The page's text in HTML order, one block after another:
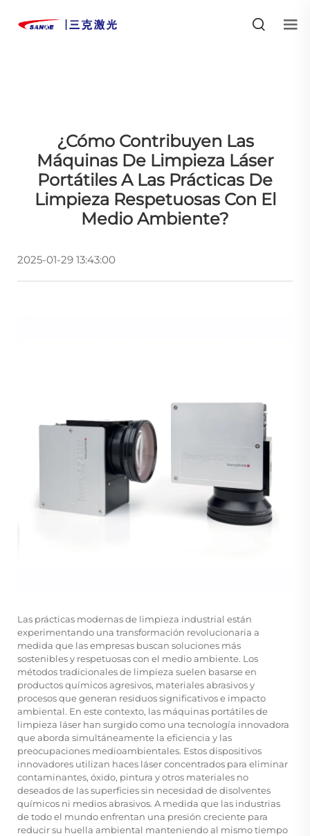
¿Cómo Contribuyen Las
Máquinas De Limpieza Láser
Portátiles A Las Prácticas De
Limpieza Respetuosas Con El
Medio Ambiente?
2025-01-29 13:43:00
Las prácticas modernas de limpieza industrial están
experimentando una transformación revolucionaria a
medida que las empresas buscan soluciones más
sostenibles y respetuosas con el medio ambiente. Los
métodos tradicionales de limpieza suelen basarse en
productos químicos agresivos, materiales abrasivos y
procesos que generan residuos significativos e impacto
ambiental. En este contexto, las máquinas portátiles de
limpieza láser han surgido como una tecnología innovadora
que aborda simultáneamente la eficiencia y las
preocupaciones medioambientales. Estos dispositivos
innovadores utilizan haces láser concentrados para eliminar
contaminantes, óxido, pintura y otros materiales no
deseados de las superficies sin necesidad de disolventes
químicos ni medios abrasivos. A medida que las industrias
de todo el mundo enfrentan una presión creciente para
reducir su huella ambiental manteniendo al mismo tiempo